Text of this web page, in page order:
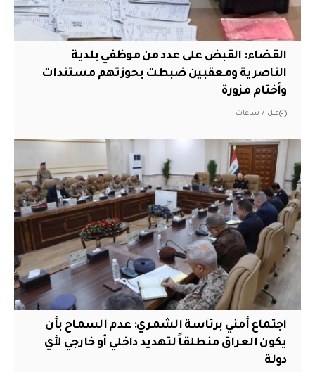
القضاء: القبض على عدد من موظفي بلدية
الناصرية ومعقبين ضبطت بحوزتهم مستندات
وأختام مزورة
قبل 7 ساعات
اجتماع أمني برئاسة الشمري: عدم السماح بأن
يكون العراق منطلقاً لتهديد داخلي أو خارجي لأي
دولة